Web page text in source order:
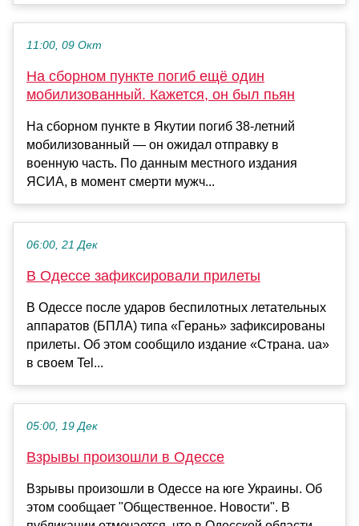
11:00, 09 Окт
На сборном пункте погиб ещё один
мобилизованный. Кажется, он был пьян
На сборном пункте в Якутии погиб 38-летний
мобилизованный — он ожидал отправку в
военную часть. По данным местного издания
ЯСИА, в момент смерти мужч...
06:00, 21 Дек
В Одессе зафиксировали прилеты
В Одессе после ударов беспилотных летательных
аппаратов (БПЛА) типа «Герань» зафиксированы
прилеты. Об этом сообщило издание «Страна. ua»
в своем Tel...
05:00, 19 Дек
Взрывы произошли в Одессе
Взрывы произошли в Одессе на юге Украины. Об
этом сообщает "Общественное. Новости". В